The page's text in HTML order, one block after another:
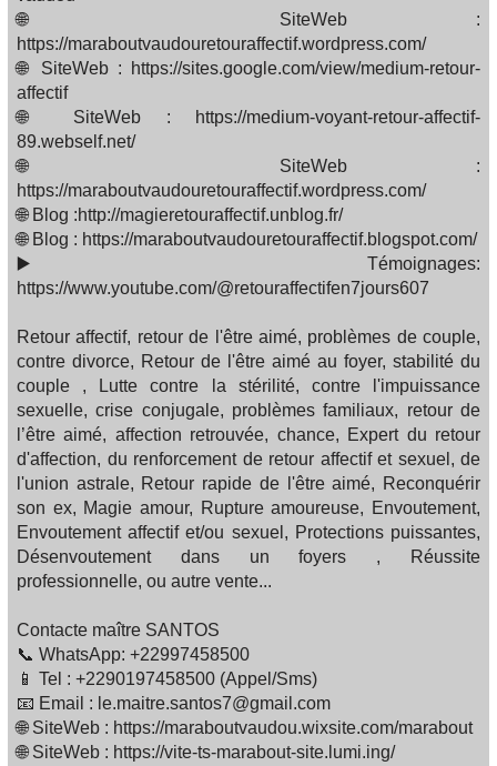
🌐 SiteWeb :
https://maraboutvaudouretouraffectif.wordpress.com/
🌐 SiteWeb : https://sites.google.com/view/medium-retour-
affectif
🌐 SiteWeb : https://medium-voyant-retour-affectif-
89.webself.net/
🌐 SiteWeb :
https://maraboutvaudouretouraffectif.wordpress.com/
🌐 Blog :http://magieretouraffectif.unblog.fr/
🌐 Blog : https://maraboutvaudouretouraffectif.blogspot.com/
▶️ Témoignages:
https://www.youtube.com/@retouraffectifen7jours607
Retour affectif, retour de l'être aimé, problèmes de couple,
contre divorce, Retour de l'être aimé au foyer, stabilité du
couple , Lutte contre la stérilité, contre l'impuissance
sexuelle, crise conjugale, problèmes familiaux, retour de
l’être aimé, affection retrouvée, chance, Expert du retour
d'affection, du renforcement de retour affectif et sexuel, de
l'union astrale, Retour rapide de l'être aimé, Reconquérir
son ex, Magie amour, Rupture amoureuse, Envoutement,
Envoutement affectif et/ou sexuel, Protections puissantes,
Désenvoutement dans un foyers , Réussite
professionnelle, ou autre vente...
Contacte maître SANTOS
📞 WhatsApp: +22997458500
📱 Tel : +2290197458500 (Appel/Sms)
📧 Email : le.maitre.santos7@gmail.com
🌐 SiteWeb : https://maraboutvaudou.wixsite.com/marabout
🌐 SiteWeb : https://vite-ts-marabout-site.lumi.ing/